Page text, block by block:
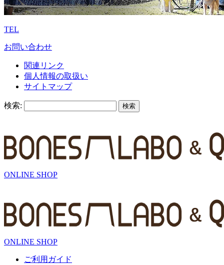
TEL
お問い合わせ
関連リンク
個人情報の取扱い
サイトマップ
検索:
ONLINE SHOP
ONLINE SHOP
ご利用ガイド